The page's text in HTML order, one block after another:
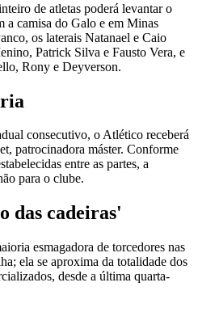
de atletas poderá levantar o
a camisa do Galo e em Minas
os laterais Natanael e Caio
Patrick Silva e Fausto Vera, e
Rony e Deyverson.
consecutivo, o Atlético receberá
patrocinadora máster. Conforme
entre as partes, a
para o clube.
das cadeiras'
esmagadora de torcedores nas
ela se aproxima da totalidade dos
desde a última quarta-